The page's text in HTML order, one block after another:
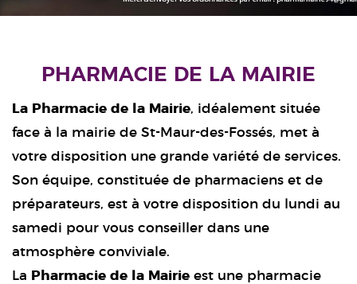
PHARMACIE DE LA MAIRIE
La Pharmacie de la Mairie, idéalement située
face à la mairie de St-Maur-des-Fossés, met à
votre disposition une grande variété de services.
Son équipe, constituée de pharmaciens et de
préparateurs, est à votre disposition du lundi au
samedi pour vous conseiller dans une
atmosphère conviviale.
La
Pharmacie de la Mairie est une pharmacie